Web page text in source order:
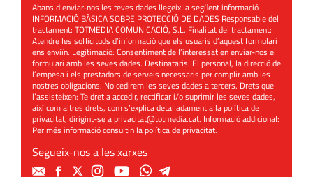
Abans d’enviar-nos les teves dades llegeix la següent informació
INFORMACIÓ BÀSICA SOBRE PROTECCIÓ DE DADES Responsable del
tractament: TOTMEDIA COMUNICACIÓ, S.L. Finalitat del tractament:
Atendre les sol·licituds d’informació que els usuaris d’aquest formulari
ens enviïn. Legitimació: Consentiment de l’interessat en enviar-nos el
formulari amb les seves dades. Destinataris: El personal, la direcció de
l’empesa i els prestadors de serveis necessaris per complir amb les
nostres obligacions. No cedirem les seves dades a tercers. Drets que
l’assisteixen: Te dret a accedir, rectificar i/o suprimir les seves dades,
així com altres drets, com s’explica detalladament a la política de
privacitat, dirigint-se aprivacitat@totmedia.cat. Informació addicional:
Per més informació consultin lapolítica de privacitat.
Segueix-nos a les xarxes